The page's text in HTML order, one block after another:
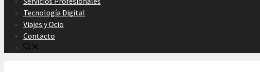
Tecnología Digital
Viajes y Ocio
Contacto